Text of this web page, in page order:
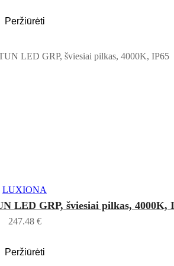
Peržiūrėti
Į KREPŠELĮ
LUXIONA
LED GRP, šviesiai pilkas, 4000K,
247.48 €
Peržiūrėti